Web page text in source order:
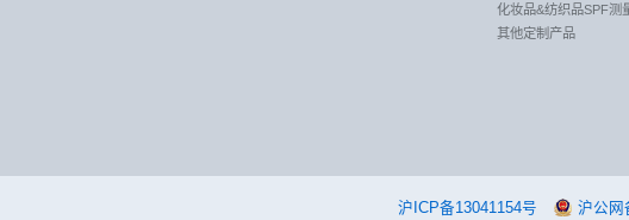
化妆品&纺织品SPF测
其他定制产品
沪ICP备13041154号 沪公网